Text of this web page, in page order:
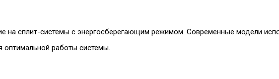
на сплит-системы с энергосберегающим режимом. Современные модели
оптимальной работы системы.